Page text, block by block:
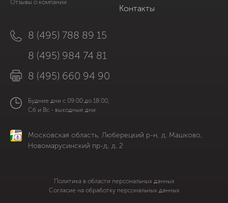
Отзывы о компании
Контакты
8 (495) 788 89 15
8 (495) 984 74 81
8 (495) 660 94 90
Будние дни с 09:00 до 18:00,
Сб и Вс - выходные дни
Московская область, Люберецкий р-н, д. Машково,
Новомарусинский пр-д, д. 2
Политика в области персональных данных
Согласие на обработку персональных данных